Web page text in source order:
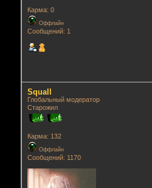
Карма: 0
Оффлайн
Сообщений: 1
Squall
Глобальный модератор
Старожил
Карма: 132
Оффлайн
Сообщений: 1170